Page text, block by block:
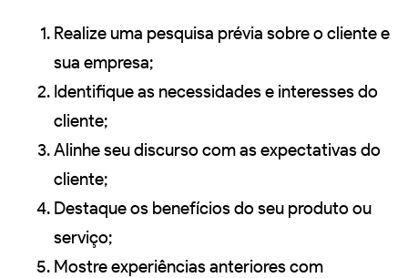
Realize uma pesquisa prévia sobre o cliente e
sua empresa;
Identifique as necessidades e interesses do
cliente;
Alinhe seu discurso com as expectativas do
cliente;
Destaque os benefícios do seu produto ou
serviço;
Mostre experiências anteriores com